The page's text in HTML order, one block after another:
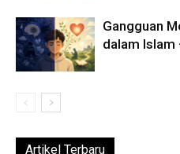
Gangguan
dalam Islam
Artikel Terbaru